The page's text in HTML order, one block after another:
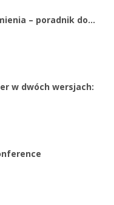
– poradnik do…
w dwóch wersjach: